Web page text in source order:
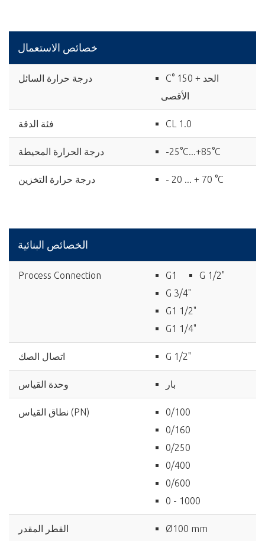
خصائص الاستعمال
درجة حرارة السائل
C° 150 + الحد
الأقصى
فئة الدقة CL 1.0
درجة الحرارة المحيطة -25°C...+85°C
درجة حرارة التخزين - 20 ... + 70 °C
الخصائص البنائية
Process Connection G1
G 1/2"
G 3/4"
G1 1/2"
G1 1/4"
اتصال الصك G 1/2"
وحدة القياس بار
نطاق القياس (PN)
0/100
0/160
0/250
0/400
0/600
0 - 1000
القطر المقدر Ø100 mm